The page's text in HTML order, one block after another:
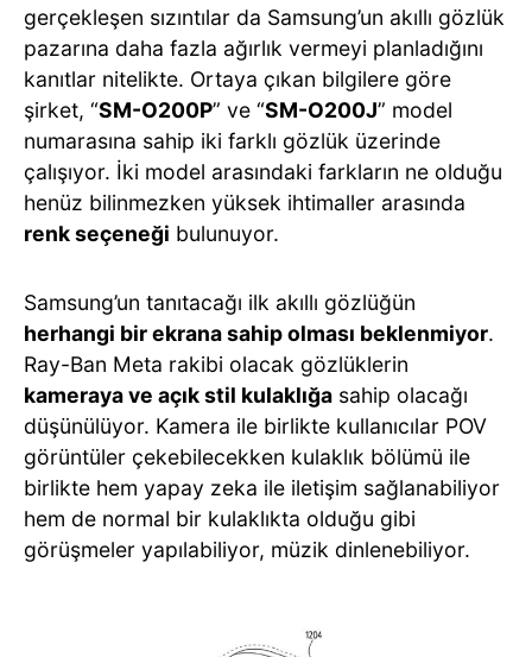
gerçekleşen sızıntılar da Samsung’un akıllı gözlük
pazarına daha fazla ağırlık vermeyi planladığını
kanıtlar nitelikte. Ortaya çıkan bilgilere göre
şirket, “SM-O200P” ve “SM-O200J” model
numarasına sahip iki farklı gözlük üzerinde
çalışıyor. İki model arasındaki farkların ne olduğu
henüz bilinmezken yüksek ihtimaller arasında
renk seçeneği bulunuyor.
Samsung’un tanıtacağı ilk akıllı gözlüğün
herhangi bir ekrana sahip olması beklenmiyor.
Ray-Ban Meta rakibi olacak gözlüklerin
kameraya ve açık stil kulaklığa sahip olacağı
düşünülüyor. Kamera ile birlikte kullanıcılar POV
görüntüler çekebilecekken kulaklık bölümü ile
birlikte hem yapay zeka ile iletişim sağlanabiliyor
hem de normal bir kulaklıkta olduğu gibi
görüşmeler yapılabiliyor, müzik dinlenebiliyor.